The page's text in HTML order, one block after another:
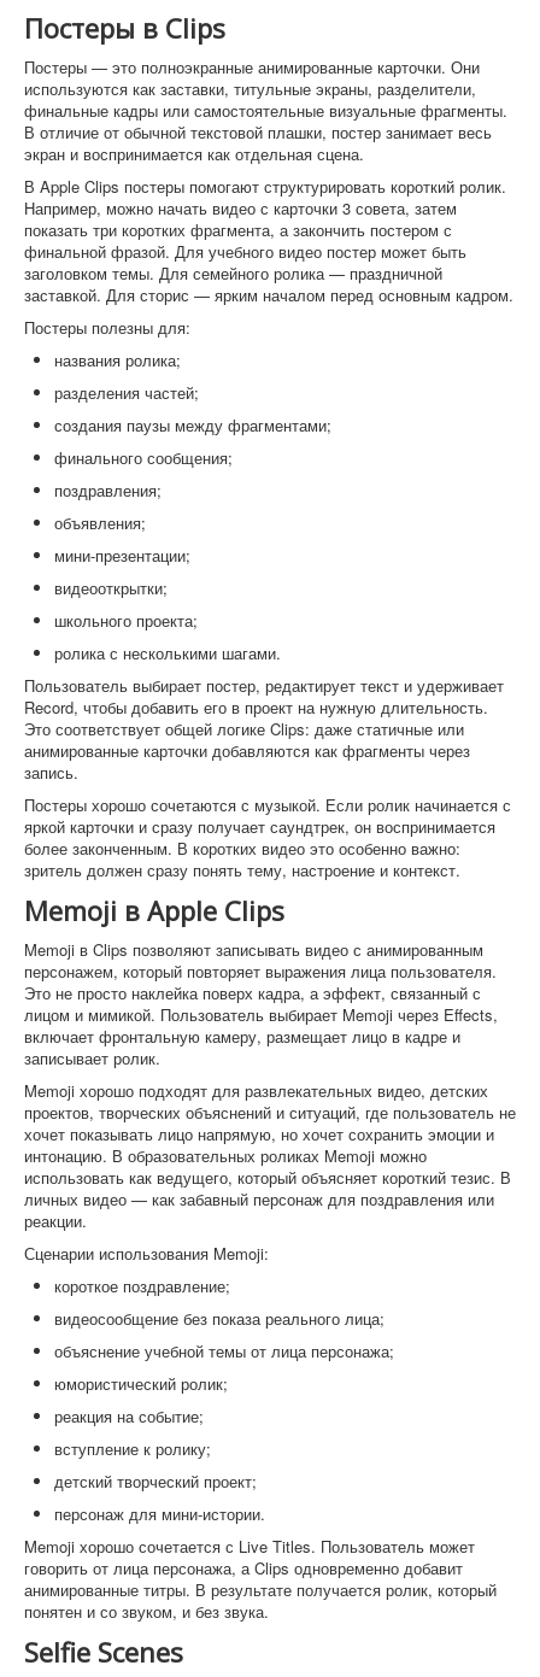
Постеры в Clips
Постеры — это полноэкранные анимированные карточки. Они
используются как заставки, титульные экраны, разделители,
финальные кадры или самостоятельные визуальные фрагменты.
В отличие от обычной текстовой плашки, постер занимает весь
экран и воспринимается как отдельная сцена.
В Apple Clips постеры помогают структурировать короткий ролик.
Например, можно начать видео с карточки 3 совета, затем
показать три коротких фрагмента, а закончить постером с
финальной фразой. Для учебного видео постер может быть
заголовком темы. Для семейного ролика — праздничной
заставкой. Для сторис — ярким началом перед основным кадром.
Постеры полезны для:
названия ролика;
разделения частей;
создания паузы между фрагментами;
финального сообщения;
поздравления;
объявления;
мини-презентации;
видеооткрытки;
школьного проекта;
ролика с несколькими шагами.
Пользователь выбирает постер, редактирует текст и удерживает
Record, чтобы добавить его в проект на нужную длительность.
Это соответствует общей логике Clips: даже статичные или
анимированные карточки добавляются как фрагменты через
запись.
Постеры хорошо сочетаются с музыкой. Если ролик начинается с
яркой карточки и сразу получает саундтрек, он воспринимается
более законченным. В коротких видео это особенно важно:
зритель должен сразу понять тему, настроение и контекст.
Memoji в Apple Clips
Memoji в Clips позволяют записывать видео с анимированным
персонажем, который повторяет выражения лица пользователя.
Это не просто наклейка поверх кадра, а эффект, связанный с
лицом и мимикой. Пользователь выбирает Memoji через Effects,
включает фронтальную камеру, размещает лицо в кадре и
записывает ролик.
Memoji хорошо подходят для развлекательных видео, детских
проектов, творческих объяснений и ситуаций, где пользователь не
хочет показывать лицо напрямую, но хочет сохранить эмоции и
интонацию. В образовательных роликах Memoji можно
использовать как ведущего, который объясняет короткий тезис. В
личных видео — как забавный персонаж для поздравления или
реакции.
Сценарии использования Memoji:
короткое поздравление;
видеосообщение без показа реального лица;
объяснение учебной темы от лица персонажа;
юмористический ролик;
реакция на событие;
вступление к ролику;
детский творческий проект;
персонаж для мини-истории.
Memoji хорошо сочетается с Live Titles. Пользователь может
говорить от лица персонажа, а Clips одновременно добавит
анимированные титры. В результате получается ролик, который
понятен и со звуком, и без звука.
Selfie Scenes